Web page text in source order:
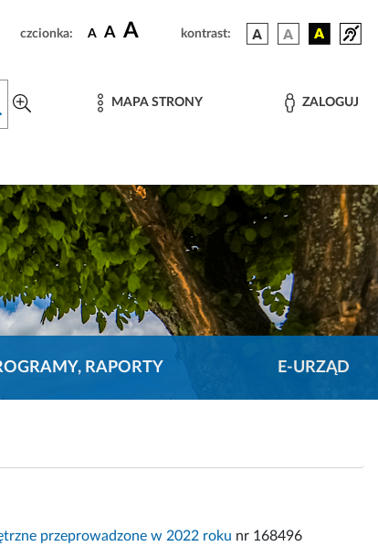
czcionka: A A A kontrast:
MAPA STRONY ZALOGUJ
RAPORTY E-URZĄD
przeprowadzone w 2022 roku nr 168496